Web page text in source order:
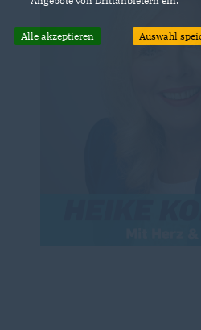
Alle akzeptieren Auswahl